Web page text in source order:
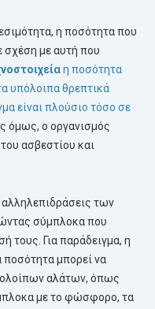
η ποσότητα που
σχέση με αυτή που
η ποσότητα
υπόλοιπα θρεπτικά
είναι πλούσιο τόσο σε
όμως, ο οργανισμός
ασβεστίου και
αλληλεπιδράσεις των
σύμπλοκα που
τους. Για παράδειγμα, η
μπορεί να
αλάτων, όπως
με το φώσφορο, τα